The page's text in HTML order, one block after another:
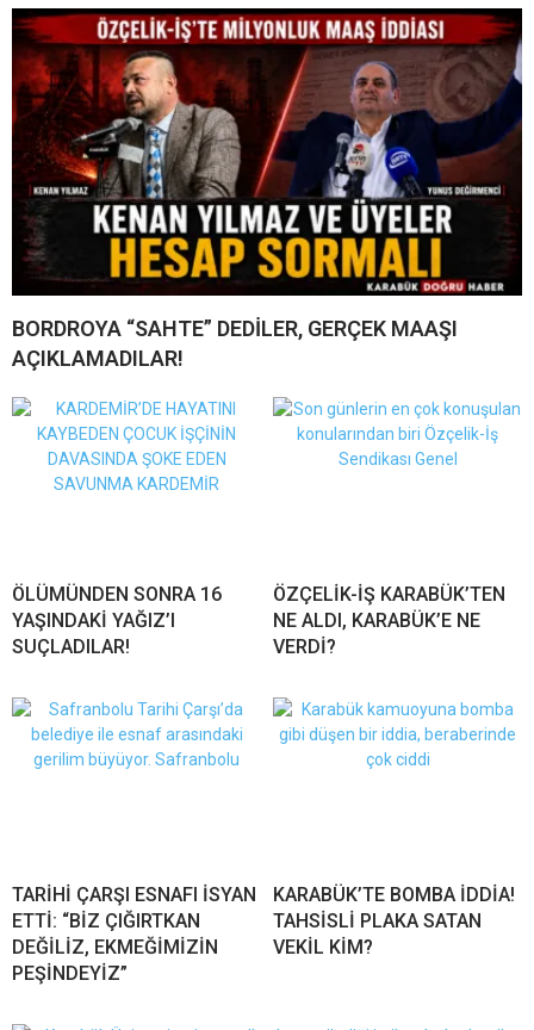
BORDROYA “SAHTE” DEDİLER, GERÇEK MAAŞI
AÇIKLAMADILAR!
ÖLÜMÜNDEN SONRA 16
YAŞINDAKİ YAĞIZ’I
SUÇLADILAR!
ÖZÇELİK-İŞ KARABÜK’TEN
NE ALDI, KARABÜK’E NE
VERDİ?
TARİHİ ÇARŞI ESNAFI İSYAN
ETTİ: “BİZ ÇIĞIRTKAN
DEĞİLİZ, EKMEĞİMİZİN
PEŞİNDEYİZ”
KARABÜK’TE BOMBA İDDİA!
TAHSİSLİ PLAKA SATAN
VEKİL KİM?